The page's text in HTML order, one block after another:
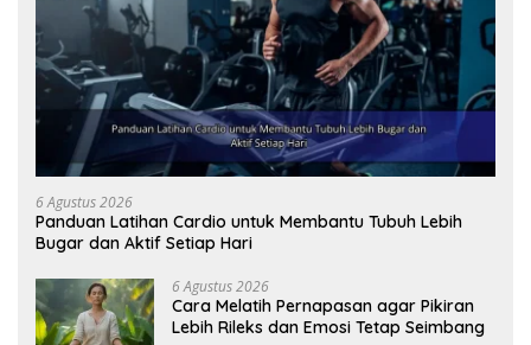
6 Agustus 2026
Panduan Latihan Cardio untuk Membantu Tubuh Lebih
Bugar dan Aktif Setiap Hari
6 Agustus 2026
Cara Melatih Pernapasan agar Pikiran
Lebih Rileks dan Emosi Tetap Seimbang